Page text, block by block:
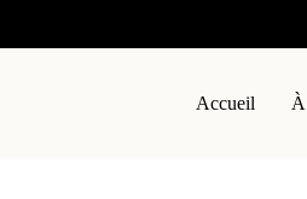
Accueil